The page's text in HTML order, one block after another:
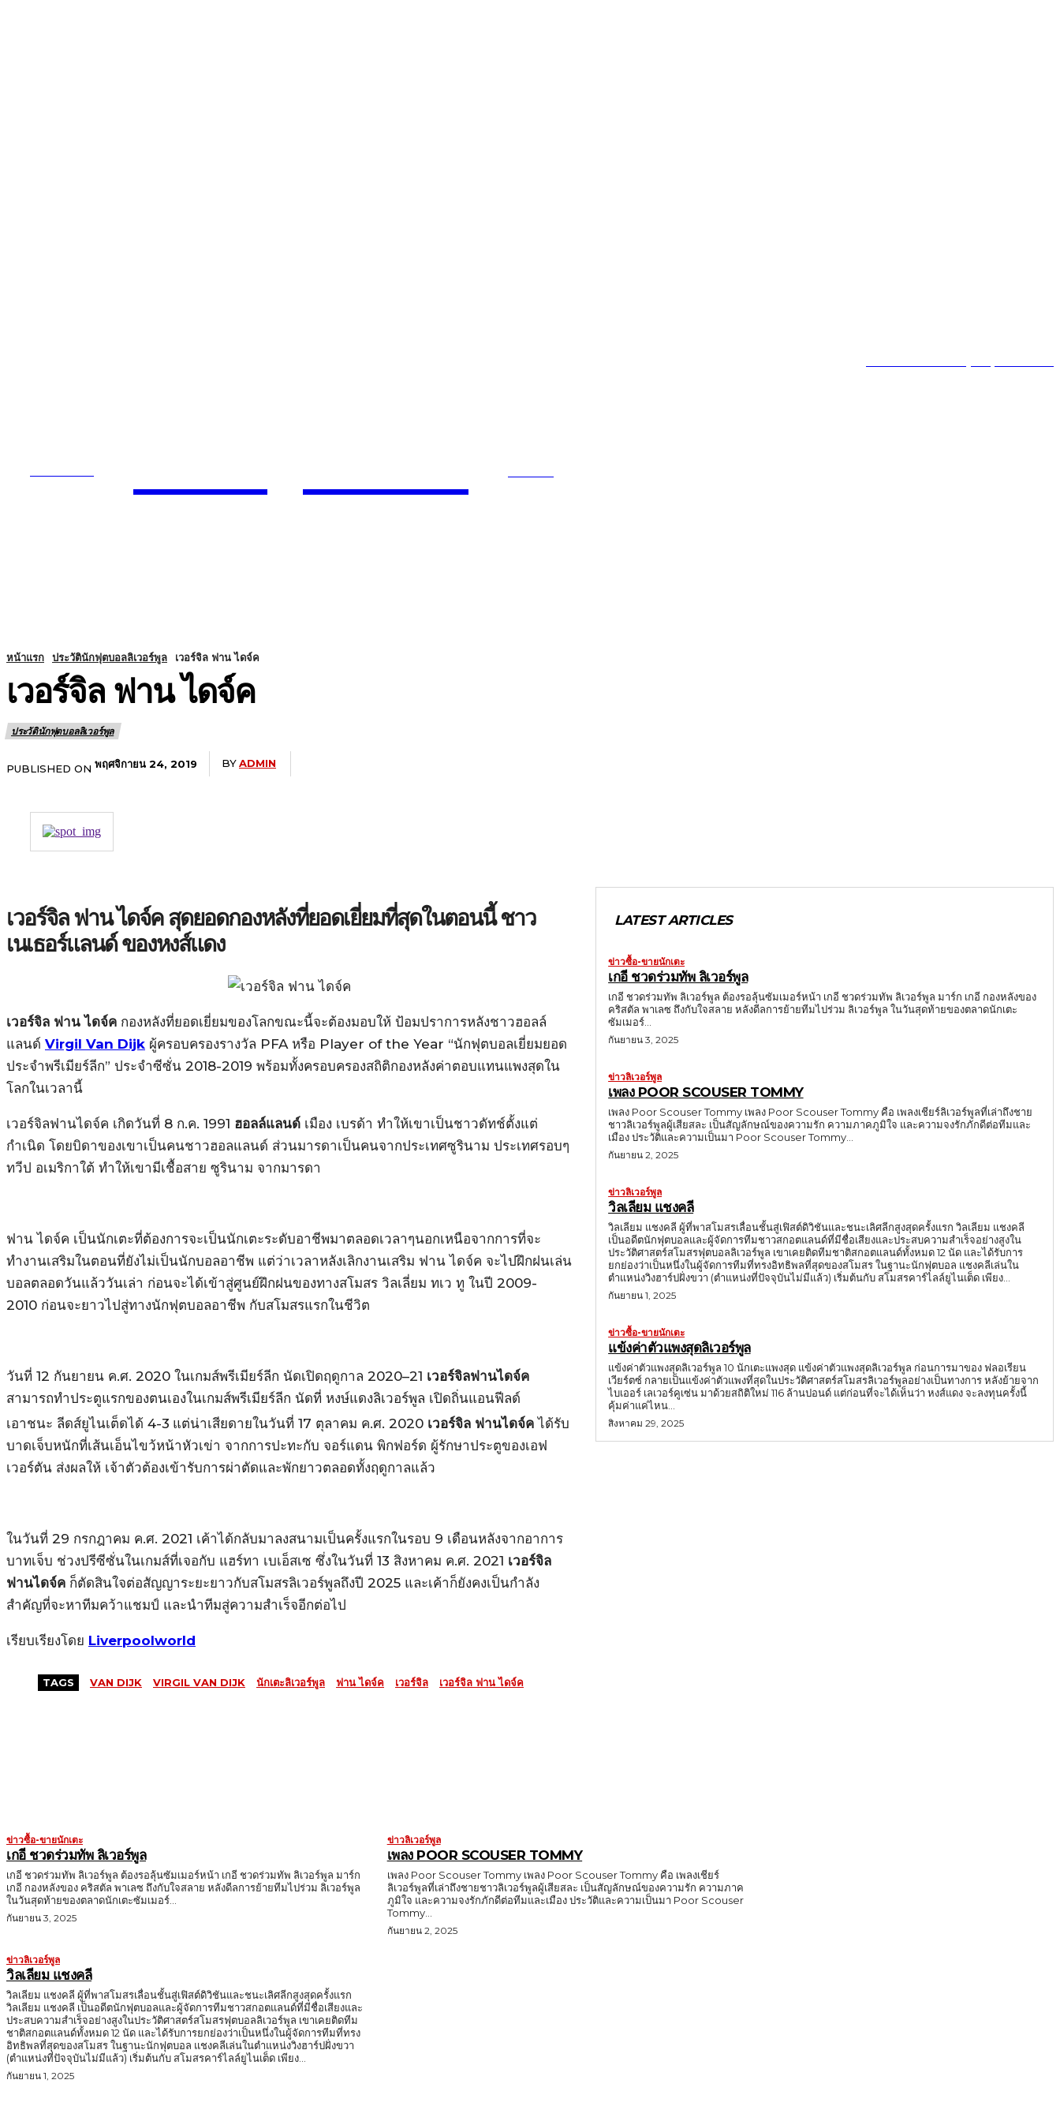
หน้าแรก ประวัตินักฟุตบอลลิเวอร์พูล เวอร์จิล ฟาน ไดจ์ค
เวอร์จิล ฟาน ไดจ์ค
ประวัตินักฟุตบอลลิเวอร์พูล
PUBLISHED ON พฤศจิกายน 24, 2019 BYADMIN
เวอร์จิล ฟาน ไดจ์ค สุดยอดกองหลังที่ยอดเยี่ยมที่สุดในตอนนี้ ชาว
เนเธอร์แลนด์ ของหงส์แดง
เวอร์จิล ฟาน ไดจ์ค กองหลังที่ยอดเยี่ยมของโลกขณะนี้จะต้องมอบให้ ป้อมปราการหลังชาวฮอลล์
แลนด์ Virgil Van Dijk ผู้ครอบครองรางวัล PFA หรือ Player of the Year “นักฟุตบอลเยี่ยมยอด
ประจำพรีเมียร์ลีก” ประจำซีซั่น 2018-2019 พร้อมทั้งครอบครองสถิติกองหลังค่าตอบแทนแพงสุดใน
โลกในเวลานี้
เวอร์จิลฟานไดจ์ค เกิดวันที่ 8 ก.ค. 1991 ฮอลล์แลนด์ เมือง เบรด้า ทำให้เขาเป็นชาวดัทช์ตั้งแต่
กำเนิด โดยบิดาของเขาเป็นคนชาวฮอลแลนด์ ส่วนมารดาเป็นคนจากประเทศซูรินาม ประเทศรอบๆ
ทวีป อเมริกาใต้ ทำให้เขามีเชื้อสาย ซูรินาม จากมารดา
ฟาน ไดจ์ค เป็นนักเตะที่ต้องการจะเป็นนักเตะระดับอาชีพมาตลอดเวลาๆนอกเหนือจากการที่จะ
ทำงานเสริมในตอนที่ยังไม่เป็นนักบอลอาชีพ แต่ว่าเวลาหลังเลิกงานเสริม ฟาน ไดจ์ค จะไปฝึกฝนเล่น
บอลตลอดวันแล้ววันเล่า ก่อนจะได้เข้าสู่ศูนย์ฝึกฝนของทางสโมสร วิลเลี่ยม ทเว ทู ในปี 2009-
2010 ก่อนจะยาวไปสู่ทางนักฟุตบอลอาชีพ กับสโมสรแรกในชีวิต
วันที่ 12 กันยายน ค.ศ. 2020 ในเกมส์พรีเมียร์ลีก นัดเปิดฤดูกาล 2020–21 เวอร์จิลฟานไดจ์ค
สามารถทำประตูแรกของตนเองในเกมส์พรีเมียร์ลีก นัดที่ หงษ์แดงลิเวอร์พูล เปิดถิ่นแอนฟีลด์
เอาชนะ ลีดส์ยูไนเต็ดได้ 4-3 แต่น่าเสียดายในวันที่ 17 ตุลาคม ค.ศ. 2020 เวอร์จิล ฟานไดจ์ค ได้รับ
บาดเจ็บหนักที่เส้นเอ็นไขว้หน้าหัวเข่า จากการปะทะกับ จอร์แดน พิกฟอร์ด ผู้รักษาประตูของเอฟ
เวอร์ตัน ส่งผลให้ เจ้าตัวต้องเข้ารับการผ่าตัดและพักยาวตลอดทั้งฤดูกาลแล้ว
ในวันที่ 29 กรกฎาคม ค.ศ. 2021 เค้าได้กลับมาลงสนามเป็นครั้งแรกในรอบ 9 เดือนหลังจากอาการ
บาทเจ็บ ช่วงปรีซีซั่นในเกมส์ที่เจอกับ แฮร์ทา เบเอ็สเซ ซึ่งในวันที่ 13 สิงหาคม ค.ศ. 2021 เวอร์จิล
ฟานไดจ์ค ก็ตัดสินใจต่อสัญญาระยะยาวกับสโมสรลิเวอร์พูลถึงปี 2025 และเค้าก็ยังคงเป็นกำลัง
สำคัญที่จะหาทีมคว้าแชมป์ และนำทีมสู่ความสำเร็จอีกต่อไป
เรียบเรียงโดย Liverpoolworld
TAGS VAN DIJK VIRGIL VAN DIJK นักเตะลิเวอร์พูล ฟาน ไดจ์ค เวอร์จิล เวอร์จิล ฟาน ไดจ์ค
LATEST ARTICLES
ข่าวซื้อ-ขายนักเตะ
เกอี ชวดร่วมทัพ ลิเวอร์พูล
เกอี ชวดร่วมทัพ ลิเวอร์พูล ต้องรอลุ้นซัมเมอร์หน้า เกอี ชวดร่วมทัพ ลิเวอร์พูล มาร์ก เกอี กองหลังของ
คริสตัล พาเลซ ถึงกับใจสลาย หลังดีลการย้ายทีมไปร่วม ลิเวอร์พูล ในวันสุดท้ายของตลาดนักเตะ
ซัมเมอร์...
กันยายน 3, 2025
ข่าวลิเวอร์พูล
เพลง POOR SCOUSER TOMMY
เพลง Poor Scouser Tommy เพลง Poor Scouser Tommy คือ เพลงเชียร์ลิเวอร์พูลที่เล่าถึงชาย
ชาวลิเวอร์พูลผู้เสียสละ เป็นสัญลักษณ์ของความรัก ความภาคภูมิใจ และความจงรักภักดีต่อทีมและ
เมือง ประวัติและความเป็นมา Poor Scouser Tommy...
กันยายน 2, 2025
ข่าวลิเวอร์พูล
วิลเลียม แชงคลี
วิลเลียม แชงคลี ผู้ที่พาสโมสรเลื่อนชั้นสู่เฟิสต์ดิวิชันและชนะเลิศลีกสูงสุดครั้งแรก วิลเลียม แชงคลี
เป็นอดีตนักฟุตบอลและผู้จัดการทีมชาวสกอตแลนด์ที่มีชื่อเสียงและประสบความสำเร็จอย่างสูงใน
ประวัติศาสตร์สโมสรฟุตบอลลิเวอร์พูล เขาเคยติดทีมชาติสกอตแลนด์ทั้งหมด 12 นัด และได้รับการ
ยกย่องว่าเป็นหนึ่งในผู้จัดการทีมที่ทรงอิทธิพลที่สุดของสโมสร ในฐานะนักฟุตบอล แชงคลีเล่นใน
ตำแหน่งวิงฮาร์ปฝั่งขวา (ตำแหน่งที่ปัจจุบันไม่มีแล้ว) เริ่มต้นกับ สโมสรคาร์ไลล์ยูไนเต็ด เพียง...
กันยายน 1, 2025
ข่าวซื้อ-ขายนักเตะ
แข้งค่าตัวแพงสุดลิเวอร์พูล
แข้งค่าตัวแพงสุดลิเวอร์พูล 10 นักเตะแพงสุด แข้งค่าตัวแพงสุดลิเวอร์พูล ก่อนการมาของ ฟลอเรียน
เวียร์ตซ์ กลายเป็นแข้งค่าตัวแพงที่สุดในประวัติศาสตร์สโมสรลิเวอร์พูลอย่างเป็นทางการ หลังย้ายจาก
ไบเออร์ เลเวอร์คูเซ่น มาด้วยสถิติใหม่ 116 ล้านปอนด์ แต่ก่อนที่จะได้เห็นว่า หงส์แดง จะลงทุนครั้งนี้
คุ้มค่าแค่ไหน...
สิงหาคม 29, 2025
ข่าวซื้อ-ขายนักเตะ
เกอี ชวดร่วมทัพ ลิเวอร์พูล
เกอี ชวดร่วมทัพ ลิเวอร์พูล ต้องรอลุ้นซัมเมอร์หน้า เกอี ชวดร่วมทัพ ลิเวอร์พูล มาร์ก
เกอี กองหลังของ คริสตัล พาเลซ ถึงกับใจสลาย หลังดีลการย้ายทีมไปร่วม ลิเวอร์พูล
ในวันสุดท้ายของตลาดนักเตะซัมเมอร์...
กันยายน 3, 2025
ข่าวลิเวอร์พูล
เพลง POOR SCOUSER TOMMY
เพลง Poor Scouser Tommy เพลง Poor Scouser Tommy คือ เพลงเชียร์
ลิเวอร์พูลที่เล่าถึงชายชาวลิเวอร์พูลผู้เสียสละ เป็นสัญลักษณ์ของความรัก ความภาค
ภูมิใจ และความจงรักภักดีต่อทีมและเมือง ประวัติและความเป็นมา Poor Scouser
Tommy...
กันยายน 2, 2025
ข่าวลิเวอร์พูล
วิลเลียม แชงคลี
วิลเลียม แชงคลี ผู้ที่พาสโมสรเลื่อนชั้นสู่เฟิสต์ดิวิชันและชนะเลิศลีกสูงสุดครั้งแรก
วิลเลียม แชงคลี เป็นอดีตนักฟุตบอลและผู้จัดการทีมชาวสกอตแลนด์ที่มีชื่อเสียงและ
ประสบความสำเร็จอย่างสูงในประวัติศาสตร์สโมสรฟุตบอลลิเวอร์พูล เขาเคยติดทีม
ชาติสกอตแลนด์ทั้งหมด 12 นัด และได้รับการยกย่องว่าเป็นหนึ่งในผู้จัดการทีมที่ทรง
อิทธิพลที่สุดของสโมสร ในฐานะนักฟุตบอล แชงคลีเล่นในตำแหน่งวิงฮาร์ปฝั่งขวา
(ตำแหน่งที่ปัจจุบันไม่มีแล้ว) เริ่มต้นกับ สโมสรคาร์ไลล์ยูไนเต็ด เพียง...
กันยายน 1, 2025